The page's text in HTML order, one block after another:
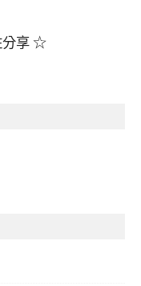
分享 ☆